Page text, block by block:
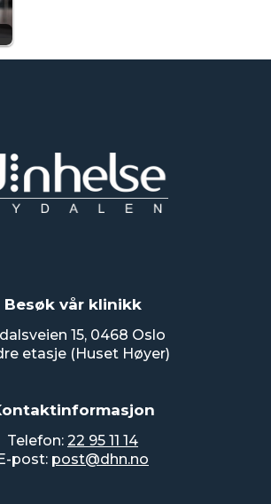
Besøk vår klinikk
15, 0468 Oslo
etasje (Huset Høyer)
Telefon: 22 95 11 14
post: post@dhn.no